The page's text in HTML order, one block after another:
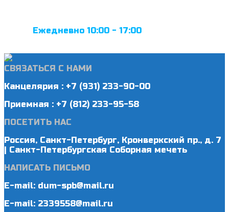
Ежедневно 10:00 - 17:00
СВЯЗАТЬСЯ С НАМИ
Канцелярия : +7 (931) 233-90-00
Приемная : +7 (812) 233-95-58
ПОСЕТИТЬ НАС
Россия, Санкт-Петербург, Кронверкский пр., д. 7
| Санкт-Петербургская Соборная мечеть
НАПИСАТЬ ПИСЬМО
E-mail: dum-spb@mail.ru
E-mail: 2339558@mail.ru